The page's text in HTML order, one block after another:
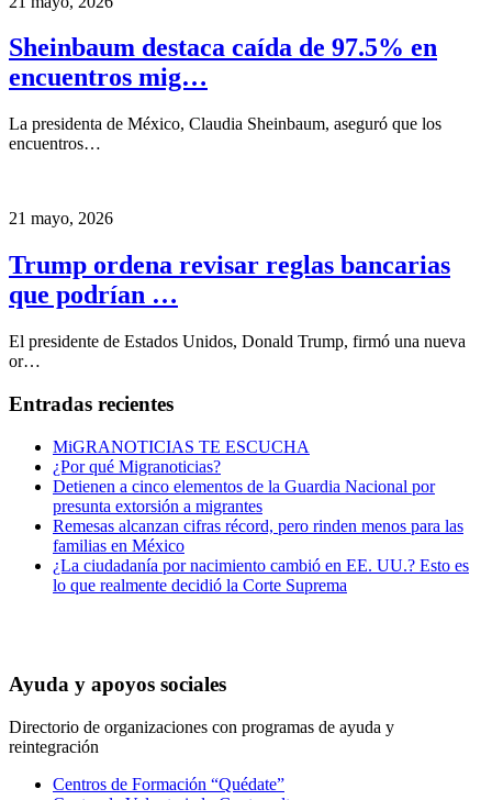
Sheinbaum destaca caída de 97.5% en
encuentros mig…
La presidenta de México, Claudia Sheinbaum, aseguró que los
encuentros…
21 mayo, 2026
Trump ordena revisar reglas bancarias
que podrían …
El presidente de Estados Unidos, Donald Trump, firmó una nueva
or…
Entradas recientes
MiGRANOTICIAS TE ESCUCHA
¿Por qué Migranoticias?
Detienen a cinco elementos de la Guardia Nacional por
presunta extorsión a migrantes
Remesas alcanzan cifras récord, pero rinden menos para las
familias en México
¿La ciudadanía por nacimiento cambió en EE. UU.? Esto es
lo que realmente decidió la Corte Suprema
Ayuda y apoyos sociales
Directorio de organizaciones con programas de ayuda y
reintegración
Centros de Formación “Quédate”